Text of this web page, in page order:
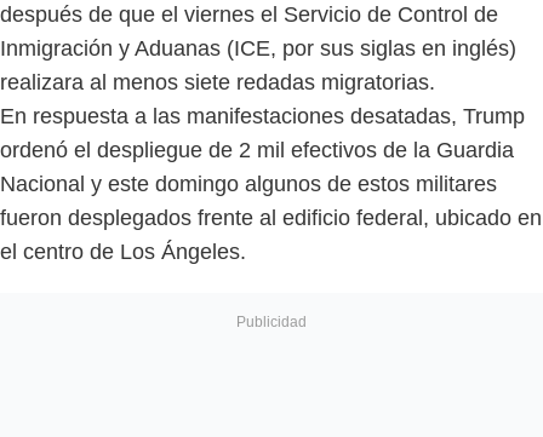
después de que el viernes el Servicio de Control de
Inmigración y Aduanas (ICE, por sus siglas en inglés)
realizara al menos siete redadas migratorias.
En respuesta a las manifestaciones desatadas, Trump
ordenó el despliegue de 2 mil efectivos de la Guardia
Nacional y este domingo algunos de estos militares
fueron desplegados frente al edificio federal, ubicado en
el centro de Los Ángeles.